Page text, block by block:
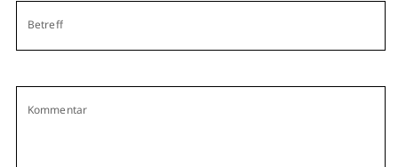
Betreff
Kommentar